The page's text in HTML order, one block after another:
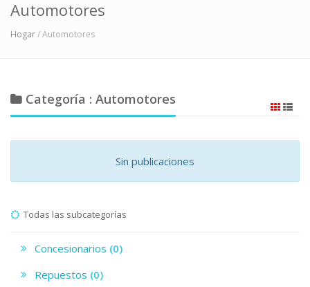
Automotores
Hogar/ Automotores
Categoría : Automotores
Sin publicaciones
Todas las subcategorías
Concesionarios
(0)
Repuestos
(0)